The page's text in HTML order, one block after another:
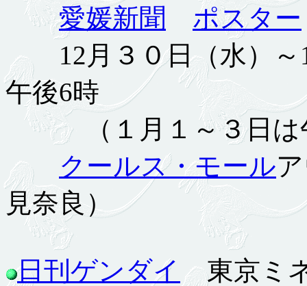
愛媛新聞
ポスター
12月３０日（水）～1
午後6時
（１月１～３日は
クールス・モール
見奈良）
日刊ゲンダイ 東京ミ